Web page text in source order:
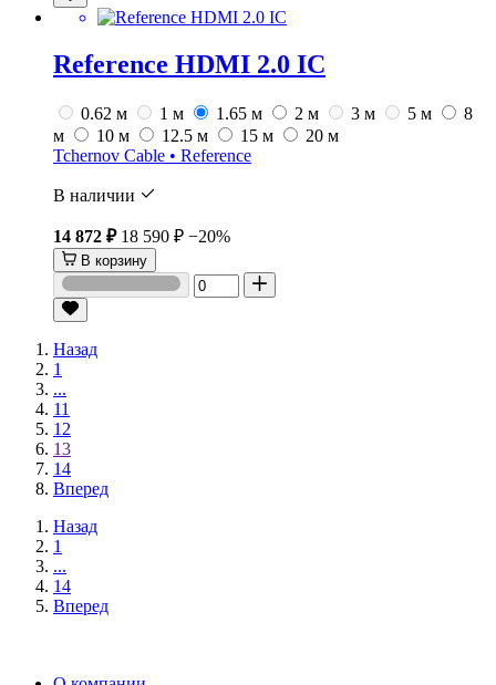
Reference HDMI 2.0 IC
0.62 м 1 м 1.65 м 2 м 3 м 5 м
8
м
10 м 12.5 м 15 м
20 м
Tchernov Cable • Reference
В наличии
14 872 ₽ 18 590 ₽ −20%
В корзину
Назад
1
...
11
12
13
14
Вперед
Назад
1
...
14
Вперед